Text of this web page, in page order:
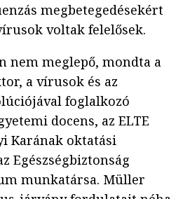
megbetegedésekért
voltak felelősek.
nem meglepő, mondta a
a vírusok és az
foglalkozó
docens, az ELTE
Karának oktatási
Egészségbiztonság
munkatársa. Müller